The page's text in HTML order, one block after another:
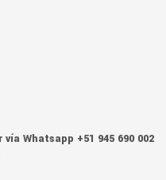
Whatsapp +51 945 690 002